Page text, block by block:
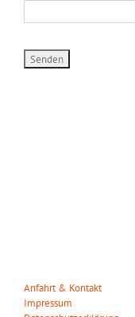
Anfahrt & Kontakt
Impressum